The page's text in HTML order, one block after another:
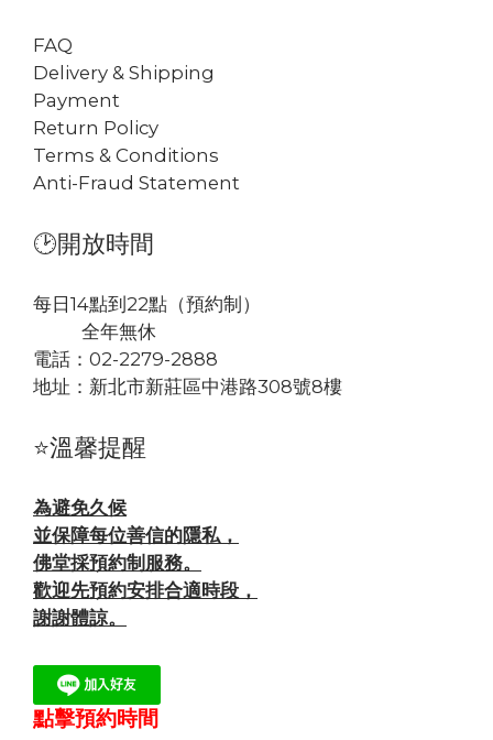
FAQ
Delivery & Shipping
Payment
Return Policy
Terms & Conditions
Anti-Fraud Statement
🕑開放時間
每日14點到22點（預約制）
全年無休
電話：02-2279-2888
地址： 新北市新莊區中港路308號8樓
⭐溫馨提醒
為避免久候
並保障每位善信的隱私，
佛堂採預約制服務。
歡迎先預約安排合適時段，
謝謝體諒。
點擊預約時間